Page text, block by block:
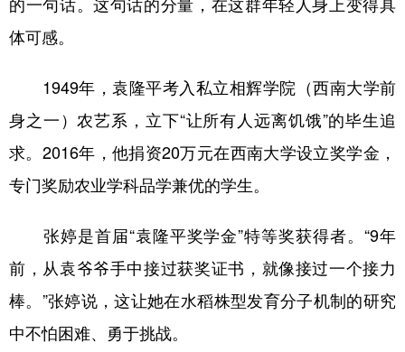
体可感。
1949年，袁隆平考入私立相辉学院（西南大学前
身之一）农艺系，立下“让所有人远离饥饿”的毕生追
求。2016年，他捐资20万元在西南大学设立奖学金，
专门奖励农业学科品学兼优的学生。
张婷是首届“袁隆平奖学金”特等奖获得者。“9年
前，从袁爷爷手中接过获奖证书，就像接过一个接力
棒。”张婷说，这让她在水稻株型发育分子机制的研究
中不怕困难、勇于挑战。